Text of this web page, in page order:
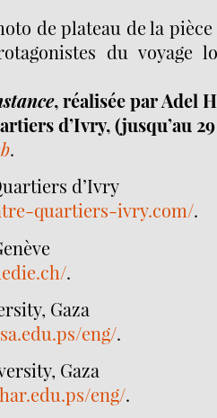
de plateau de la
du voyage
, réalisée par Adel
d’Ivry, (jusqu’au
.
d’Ivry
quartiers-ivry.com/.
.
Gaza
eng/.
Gaza
eng/.